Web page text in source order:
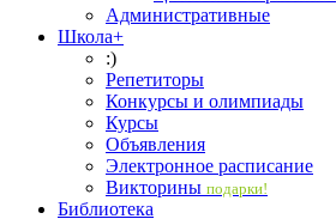
Административные
Школа+
:)
Репетиторы
Конкурсы и олимпиады
Курсы
Объявления
Электронное расписание
Викторины подарки!
Библиотека